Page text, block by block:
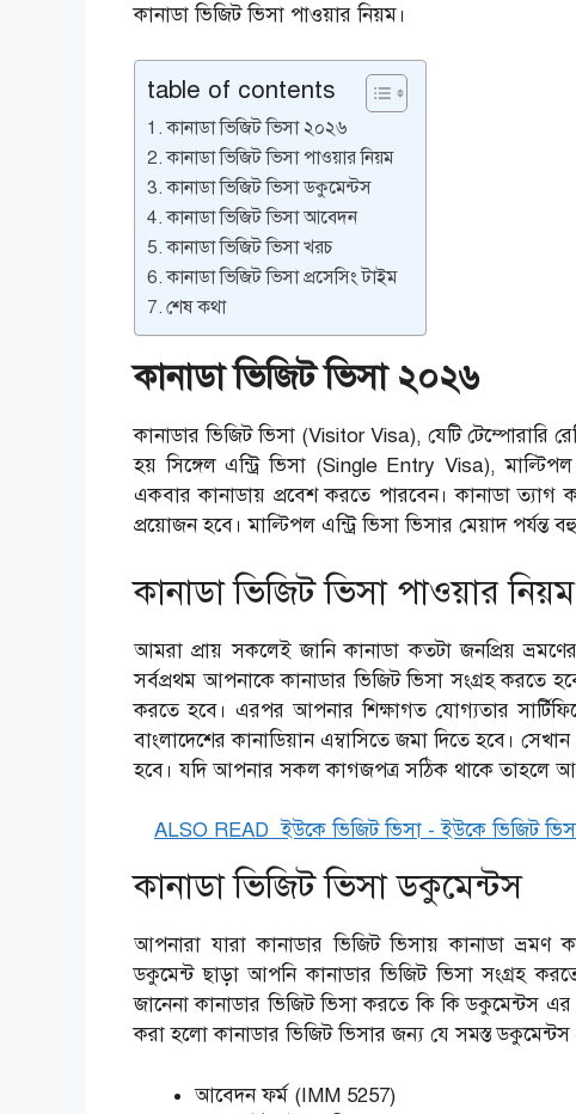
কানাডা ভিজিট ভিসা পাওয়ার নিয়ম।
table of contents
কানাডা ভিজিট ভিসা ২০২৬
কানাডা ভিজিট ভিসা পাওয়ার নিয়ম
কানাডা ভিজিট ভিসা ডকুমেন্টস
কানাডা ভিজিট ভিসা আবেদন
কানাডা ভিজিট ভিসা খরচ
কানাডা ভিজিট ভিসা প্রসেসিং টাইম
শেষ কথা
কানাডা ভিজিট ভিসা ২০২৬
কানাডার ভিজিট ভিসা (Visitor Visa), যেটি টেম্পোরারি
হয় সিঙ্গেল এন্ট্রি ভিসা (Single Entry Visa),
একবার কানাডায় প্রবেশ করতে পারবেন। কানাডা
প্রয়োজন হবে। মাল্টিপল এন্ট্রি ভিসা ভিসার মেয়াদ পর্যন্ত
কানাডা ভিজিট ভিসা পাওয়ার নিয়ম
আমরা প্রায় সকলেই জানি কানাডা কতটা জনপ্রিয়
সর্বপ্রথম আপনাকে কানাডার ভিজিট ভিসা সংগ্রহ করতে
করতে হবে। এরপর আপনার শিক্ষাগত যোগ্যতার
বাংলাদেশের কানাডিয়ান এম্বাসিতে জমা দিতে হবে।
হবে। যদি আপনার সকল কাগজপত্র সঠিক থাকে তাহলে
ALSO READ ইউকে ভিজিট ভিসা - ইউকে ভিজিট
কানাডা ভিজিট ভিসা ডকুমেন্টস
আপনারা যারা কানাডার ভিজিট ভিসায় কানাডা
ডকুমেন্ট ছাড়া আপনি কানাডার ভিজিট ভিসা সংগ্রহ
জানেনা কানাডার ভিজিট ভিসা করতে কি কি ডকুমেন্টস
করা হলো কানাডার ভিজিট ভিসার জন্য যে সমস্ত ডকুমেন্টস
আবেদন ফর্ম (IMM 5257)